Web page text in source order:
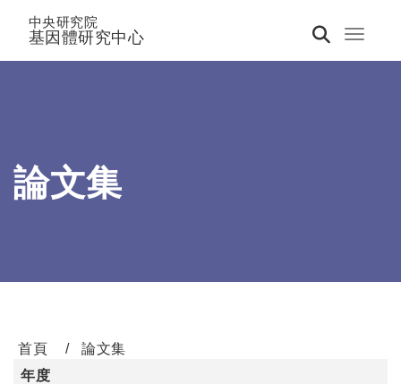
Toggle
中央研究院
基因體研究中心
論文集
首頁
論文集
年度